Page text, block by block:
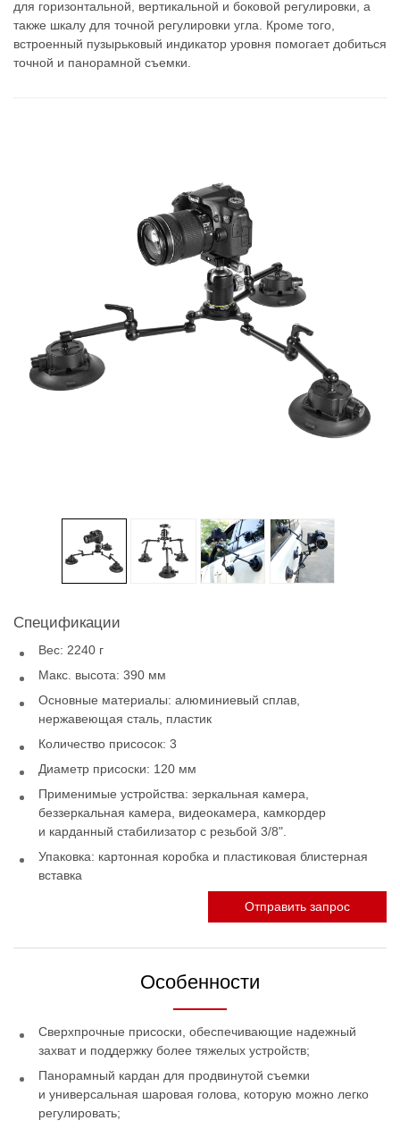
для горизонтальной, вертикальной и боковой регулировки, а
также шкалу для точной регулировки угла. Кроме того,
встроенный пузырьковый индикатор уровня помогает добиться
точной и панорамной съемки.
Спецификации
Вес: 2240 г
Макс. высота: 390 мм
Основные материалы: алюминиевый сплав,
нержавеющая сталь, пластик
Количество присосок: 3
Диаметр присоски: 120 мм
Применимые устройства: зеркальная камера,
беззеркальная камера, видеокамера, камкордер
и карданный стабилизатор с резьбой 3/8".
Упаковка: картонная коробка и пластиковая блистерная
вставка
Отправить запрос
Особенности
Сверхпрочные присоски, обеспечивающие надежный
захват и поддержку более тяжелых устройств;
Панорамный кардан для продвинутой съемки
и универсальная шаровая голова, которую можно легко
регулировать;